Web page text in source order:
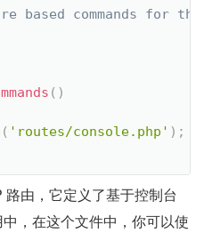
based commands for
( )
( 'routes/console.php' ) ;
由，它定义了基于控制台
，在这个文件中，你可以使